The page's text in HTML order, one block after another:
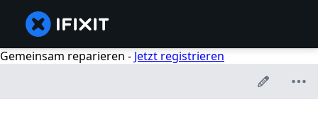
Gemeinsam reparieren - Jetzt registrieren